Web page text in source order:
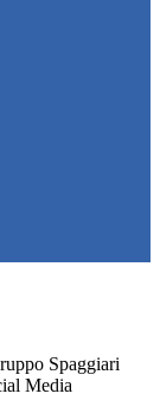
Spaggiari
Media